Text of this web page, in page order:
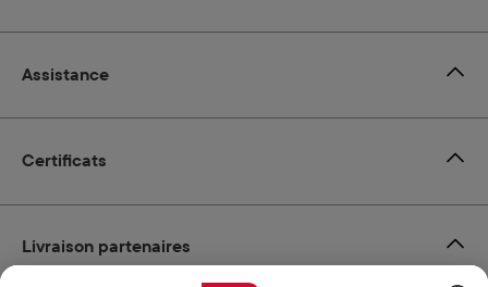
Certificats
Assistance
Livraison partenaires